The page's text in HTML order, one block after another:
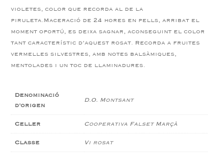
violetes, color que recorda al de la
piruleta.Maceració de 24 hores en pells, arribat el
moment oportú, es deixa sagnar, aconseguint el color
tant característic d’aquest rosat. Recorda a fruites
vermelles silvestres, amb notes balsàmiques,
mentolades i un toc de llaminadures.
Denominació
d'origen
D.O. Montsant
Celler Cooperativa Falset Marçà
Classe Vi rosat